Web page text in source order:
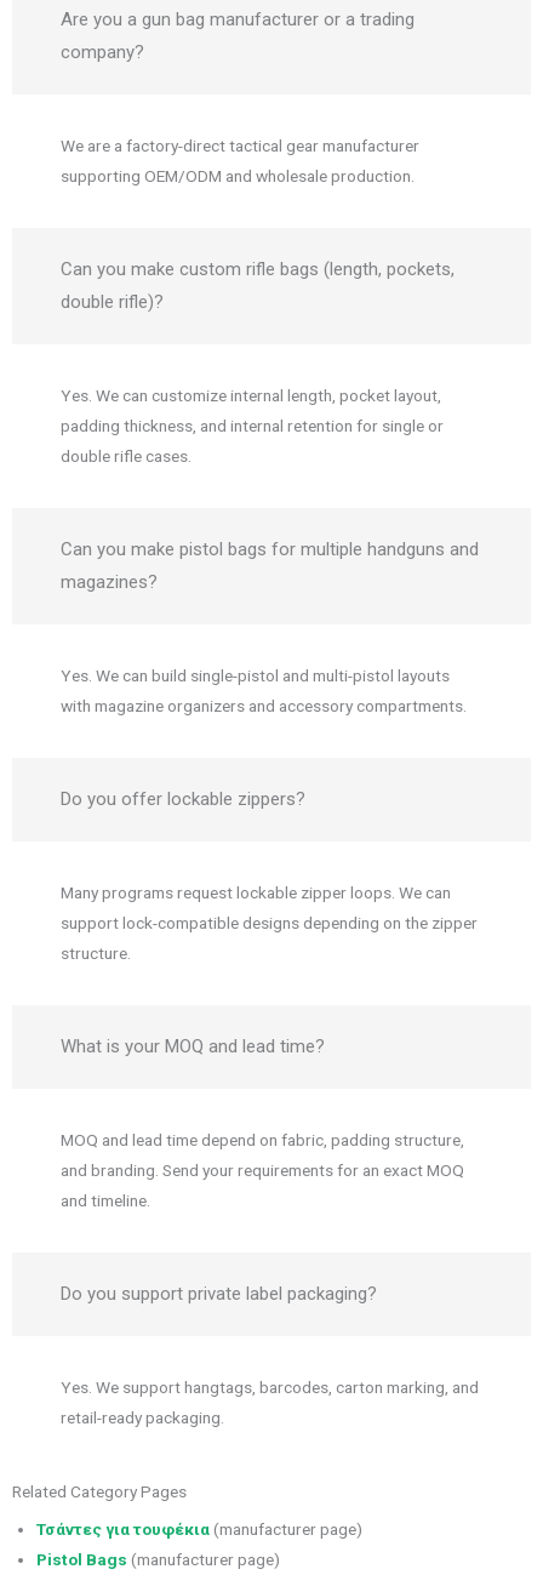
Are you a gun bag manufacturer or a trading
company?
We are a factory-direct tactical gear manufacturer
supporting OEM/ODM and wholesale production.
Can you make custom rifle bags (length, pockets,
double rifle)?
Yes. We can customize internal length, pocket layout,
padding thickness, and internal retention for single or
double rifle cases.
Can you make pistol bags for multiple handguns and
magazines?
Yes. We can build single-pistol and multi-pistol layouts
with magazine organizers and accessory compartments.
Do you offer lockable zippers?
Many programs request lockable zipper loops. We can
support lock-compatible designs depending on the zipper
structure.
What is your MOQ and lead time?
MOQ and lead time depend on fabric, padding structure,
and branding. Send your requirements for an exact MOQ
and timeline.
Do you support private label packaging?
Yes. We support hangtags, barcodes, carton marking, and
retail-ready packaging.
Related Category Pages
Τσάντες για τουφέκια (manufacturer page)
Pistol Bags (manufacturer page)